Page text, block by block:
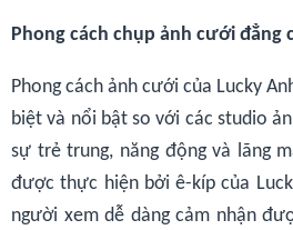
Phong cách chụp ảnh cưới đẳng
Phong cách ảnh cưới của Lucky
biệt và nổi bật so với các studio
sự trẻ trung, năng động và lãng
được thực hiện bởi ê-kíp của
người xem dễ dàng cảm nhận